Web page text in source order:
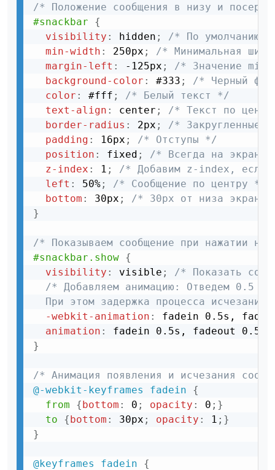
/* Положение сообщения в низу и
#snackbar
{
visibility : hidden ;
/* По умолчанию
min-width : 250px ;
/* Минимальная
margin-left : -125px ;
/* Значение
background-color : #333 ;
/* Черный
color : #fff ;
/* Белый текст */
text-align : center ;
/* Текст по
border-radius : 2px ;
/* Закругленные
padding : 16px ;
/* Отступы */
position : fixed ;
/* Всегда на экране
z-index : 1 ;
/* Добавим z-index, если
left : 50%;
/* Сообщение по центру */
bottom : 30px ;
/* 30px от низа экрана
}
/* Показываем сообщение при нажатии
#snackbar.show {
visibility : visible ;
/* Показать
/* Добавляем анимацию: Отведем 0.5
При этом задержка процесса исчезания
-webkit-animation :
fadein 0.5s,
animation :
fadein 0.5s, fadeout 0.5s
}
/* Анимация появления и исчезания
@-webkit-keyframes
fadein
{
from
{bottom : 0 ; opacity : 0 ; }
to
{bottom : 30px ; opacity : 1 ; }
}
@keyframes fadein
{